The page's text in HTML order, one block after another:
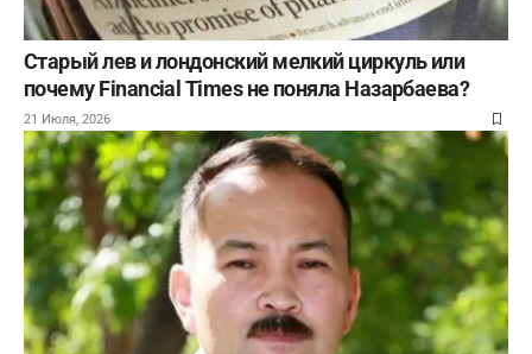
Старый лев и лондонский мелкий циркуль или
почему Financial Times не поняла Назарбаева?
21 Июля, 2026